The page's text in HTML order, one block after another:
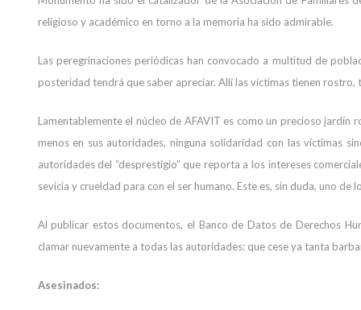
religioso y académico en torno a la memoria ha sido admirable.
Las peregrinaciones periódicas han convocado a multitud de
posteridad tendrá que saber apreciar. Allí las víctimas tienen
Lamentablemente el núcleo de AFAVIT es como un precioso
menos en sus autoridades, ninguna solidaridad con las víctimas
autoridades del “desprestigio” que reporta a los intereses
sevicia y crueldad para con el ser humano. Este es, sin duda, uno
Al publicar estos documentos, el Banco de Datos de Derechos
clamar nuevamente a todas las autoridades: que cese ya tanta
Asesinados: